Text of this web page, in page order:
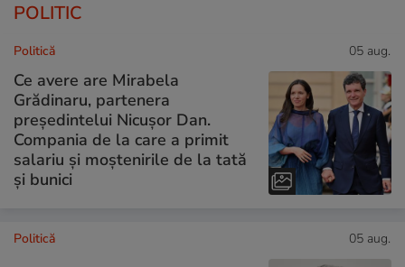
POLITIC
Politică 05 aug.
Ce avere are Mirabela
Grădinaru, partenera
președintelui Nicușor Dan.
Compania de la care a primit
salariu și moștenirile de la tată
și bunici
Politică 05 aug.